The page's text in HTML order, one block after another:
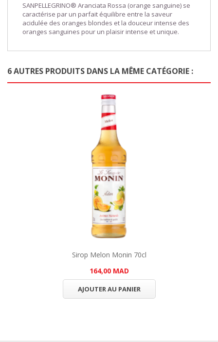
SANPELLEGRINO® Aranciata Rossa (orange sanguine) se
caractérise par un parfait équilibre entre la saveur
acidulée des oranges blondes et la douceur intense des
oranges sanguines pour un plaisir intense et unique.
6 AUTRES PRODUITS DANS LA MÊME CATÉGORIE :
Sirop Melon Monin 70cl
164,00 MAD
AJOUTER AU PANIER